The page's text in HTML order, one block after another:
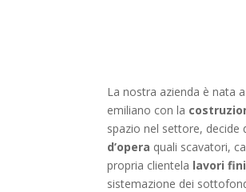
La nostra azienda è nata a
emiliano con la
spazio nel settore, decide
d’opera quali scavatori,
propria clientela lavori
sistemazione dei